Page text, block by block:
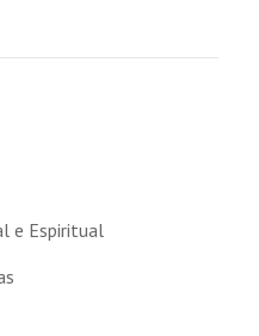
e Espiritual